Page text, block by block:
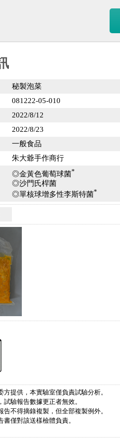
秘製泡菜
081222-05-010
2022/8/12
2022/8/23
一般食品
朱大爺手作商行
◎金黃色葡萄球菌*
◎沙門氏桿菌
◎單核球增多性李斯特菌*
提供，本實驗室僅負責試驗分析。
驗報告數據更正者無效。
不得摘錄複製，但全部複製例外。
僅對該送樣檢體負責。